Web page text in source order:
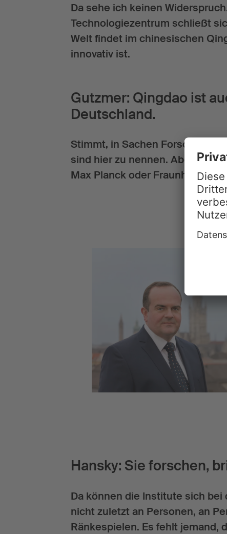
Da sehe ich keinen
Technologiezentrum schließt
Welt findet im chinesischen
innovativ ist.
Gutzmer: Qingdao ist
Deutschland.
Stimmt, in Sachen Forschung
sind hier zu nennen. Aber
Max Planck oder Fraunhofer
Hansky: Sie forschen,
Da können die Institute sich bei
nicht zuletzt an Personen, an
Ränkespielen. Es fehlt jemand,